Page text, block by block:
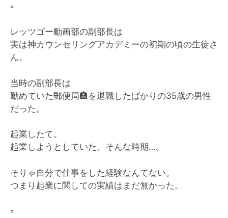
▫️
レッツゴー動画部の副部長は
実は神カウンセリングアカデミーの初期の頃の生徒さ
ん。
当時の副部長は
勤めていた郵便局🏣 を退職したばかりの35歳の男性
だった。
起業したて。
起業しようとしていた。そんな時期…。
そりゃ自分で仕事をした経験なんてない。
つまり起業に関しての実績はまだ無かった。
▫️